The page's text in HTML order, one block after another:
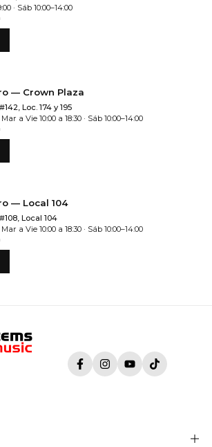
· Sáb 10:00–14:00
— Crown Plaza
Loc. 174 y 195
Mar a Vie 10:00 a 18:30 · Sáb 10:00–14:00
— Local 104
Local 104
Mar a Vie 10:00 a 18:30 · Sáb 10:00–14:00
FacebookInstagramYouTubeTikTok